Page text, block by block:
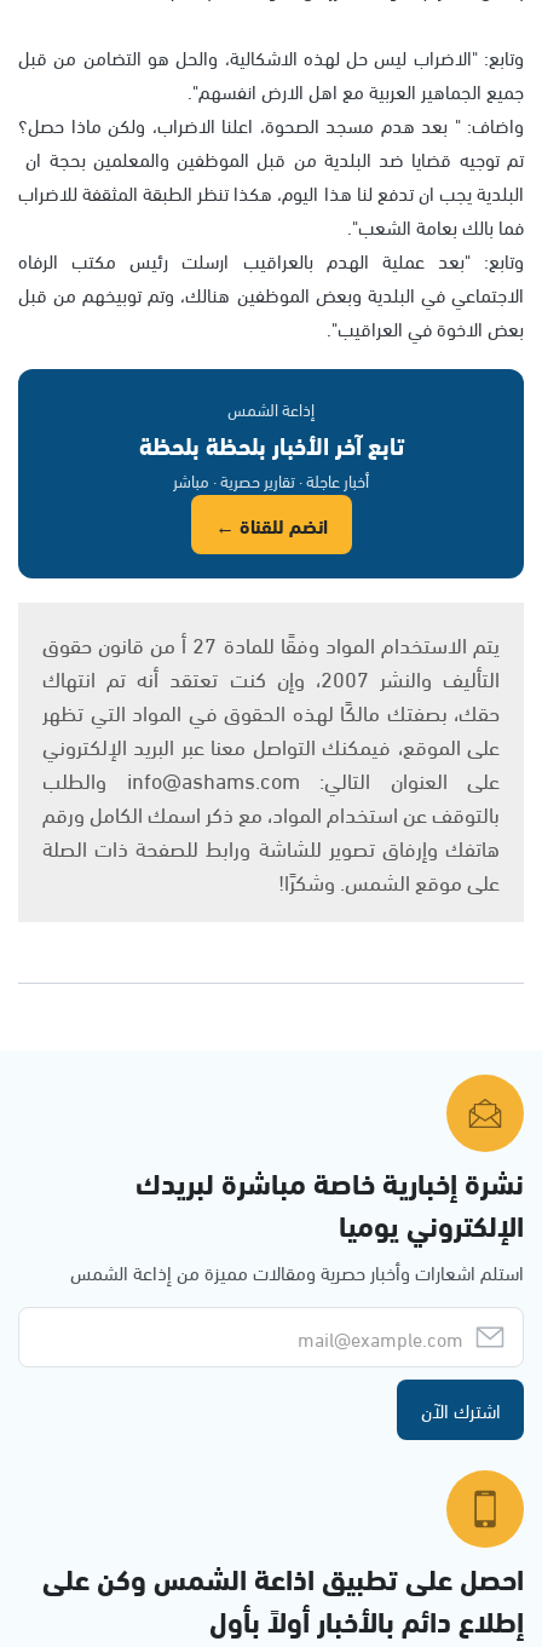
وتابع: "الاضراب ليس حل لهذه الاشكالية، والحل هو التضامن من قبل
جميع الجماهير العربية مع اهل الارض انفسهم".
واضاف: " بعد هدم مسجد الصحوة، اعلنا الاضراب، ولكن ماذا حصل؟
تم توجيه قضايا ضد البلدية من قبل الموظفين والمعلمين بحجة ان
البلدية يجب ان تدفع لنا هذا اليوم، هكذا تنظر الطبقة المثقفة للاضراب
فما بالك بعامة الشعب".
وتابع: "بعد عملية الهدم بالعراقيب ارسلت رئيس مكتب الرفاه
الاجتماعي في البلدية وبعض الموظفين هنالك، وتم توبيخهم من قبل
بعض الاخوة في العراقيب".
إذاعة الشمس
تابع آخر الأخبار بلحظة بلحظة
أخبار عاجلة · تقارير حصرية · مباشر
انضم للقناة ←
يتم الاستخدام المواد وفقًا للمادة 27 أ من قانون حقوق
التأليف والنشر 2007، وإن كنت تعتقد أنه تم انتهاك
حقك، بصفتك مالكًا لهذه الحقوق في المواد التي تظهر
على الموقع، فيمكنك التواصل معنا عبر البريد الإلكتروني
على العنوان التالي: info@ashams.com والطلب
بالتوقف عن استخدام المواد، مع ذكر اسمك الكامل ورقم
هاتفك وإرفاق تصوير للشاشة ورابط للصفحة ذات الصلة
على موقع الشمس. وشكرًا!
نشرة إخبارية خاصة مباشرة لبريدك
الإلكتروني يوميا
استلم اشعارات وأخبار حصرية ومقالات مميزة من إذاعة الشمس
اشترك الآن
احصل على تطبيق اذاعة الشمس وكن على
إطلاع دائم بالأخبار أولاً بأول